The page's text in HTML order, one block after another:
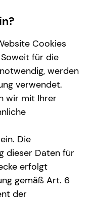
Cookies
für die
werden
verwendet.
wir mit Ihrer
Die
dieser Daten für
erfolgt
gemäß Art. 6
der